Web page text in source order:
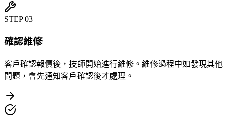
STEP03
確認維修
客戶確認報價後，技師開始進行維修。維修過程中如發現其他
問題，會先通知客戶確認後才處理。